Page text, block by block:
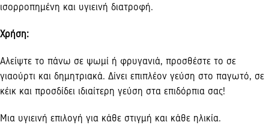
ισορροπημένη και υγιεινή διατροφή.
Χρήση:
Αλείψτε το πάνω σε ψωμί ή φρυγανιά, προσθέστε το σε
γιαούρτι και δημητριακά. Δίνει επιπλέον γεύση στο παγωτό, σε
κέικ και προσδίδει ιδιαίτερη γεύση στα επιδόρπια σας!
Μια υγιεινή επιλογή για κάθε στιγμή και κάθε ηλικία.